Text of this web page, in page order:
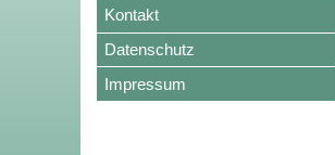
Kontakt
Datenschutz
Impressum